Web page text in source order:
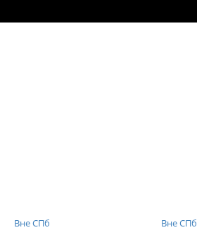
Вне СПб Вне СПб